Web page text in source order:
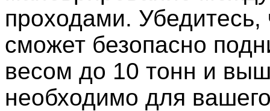
проходами. Убедитесь,
сможет безопасно
весом до 10 тонн и
необходимо для